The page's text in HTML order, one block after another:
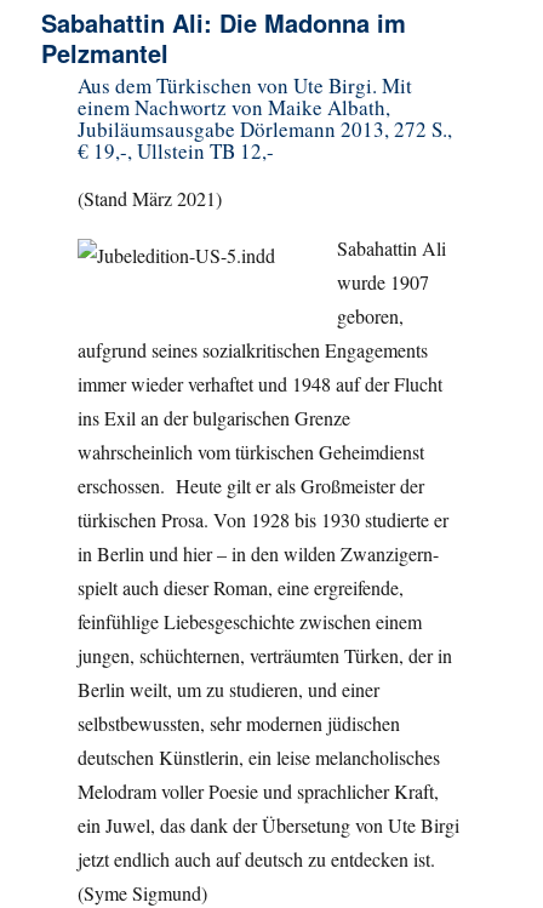
Sabahattin Ali: Die Madonna im
Pelzmantel
Aus dem Türkischen von Ute Birgi. Mit
einem Nachwortz von Maike Albath,
Jubiläumsausgabe Dörlemann 2013, 272 S.,
€ 19,-, Ullstein TB 12,-
(Stand März 2021)
Sabahattin Ali
wurde 1907
geboren,
aufgrund seines sozialkritischen Engagements
immer wieder verhaftet und 1948 auf der Flucht
ins Exil an der bulgarischen Grenze
wahrscheinlich vom türkischen Geheimdienst
erschossen. Heute gilt er als Großmeister der
türkischen Prosa. Von 1928 bis 1930 studierte er
in Berlin und hier – in den wilden Zwanzigern-
spielt auch dieser Roman, eine ergreifende,
feinfühlige Liebesgeschichte zwischen einem
jungen, schüchternen, verträumten Türken, der in
Berlin weilt, um zu studieren, und einer
selbstbewussten, sehr modernen jüdischen
deutschen Künstlerin, ein leise melancholisches
Melodram voller Poesie und sprachlicher Kraft,
ein Juwel, das dank der Übersetung von Ute Birgi
jetzt endlich auch auf deutsch zu entdecken ist.
(Syme Sigmund)